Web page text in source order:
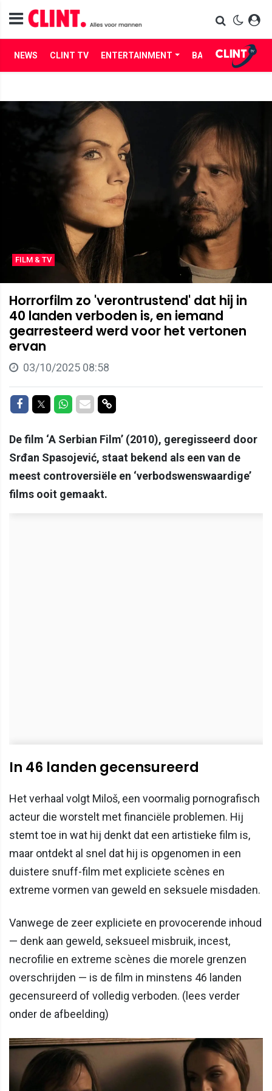
NEWS CLINT TV ENTERTAINMENT BABES LIFE
FILM & TV
Horrorfilm zo 'verontrustend' dat hij in
40 landen verboden is, en iemand
gearresteerd werd voor het vertonen
ervan
03/10/2025 08:58
Delen op Facebook
Delen op Twitter
Delen op Whatsapp
Delen via Mail
Delen via link
De film ‘A Serbian Film’ (2010), geregisseerd door
Srđan Spasojević, staat bekend als een van de
meest controversiële en ‘verbodswenswaardige’
films ooit gemaakt.
In 46 landen gecensureerd
Het verhaal volgt Miloš, een voormalig pornografisch
acteur die worstelt met financiële problemen. Hij
stemt toe in wat hij denkt dat een artistieke film is,
maar ontdekt al snel dat hij is opgenomen in een
duistere snuff-film met expliciete scènes en
extreme vormen van geweld en seksuele misdaden.
Vanwege de zeer expliciete en provocerende inhoud
— denk aan geweld, seksueel misbruik, incest,
necrofilie en extreme scènes die morele grenzen
overschrijden — is de film in minstens 46 landen
gecensureerd of volledig verboden. (lees verder
onder de afbeelding)